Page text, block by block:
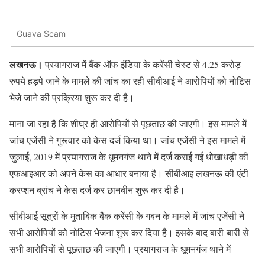
Guava Scam
लखनऊ। प्रयागराज में बैंक ऑफ इंडिया के करेंसी चेस्ट से 4.25 करोड़
रुपये हड़पे जाने के मामले की जांच का रही सीबीआई ने आरोपियों को नोटिस
भेजे जाने की प्रक्रिया शुरू कर दी है।
माना जा रहा है कि शीघ्र ही आरोपियों से पूछताछ की जाएगी। इस मामले में
जांच एजेंसी ने गुरूवार को केस दर्ज किया था। जांच एजेंसी ने इस मामले में
जुलाई, 2019 में प्रयागराज के धूमनगंज थाने में दर्ज कराई गई धोखाधड़ी की
एफआइआर को अपने केस का आधार बनाया है। सीबीआइ लखनऊ की एंटी
करप्शन ब्रांच ने केस दर्ज कर छानबीन शुरू कर दी है।
सीबीआई सूत्रों के मुताबिक बैंक करेंसी के गबन के मामले में जांच एजेंसी ने
सभी आरोपियों को नोटिस भेजना शुरू कर दिया है। इसके बाद बारी-बारी से
सभी आरोपियों से पूछताछ की जाएगी। प्रयागराज के धूमनगंज थाने में